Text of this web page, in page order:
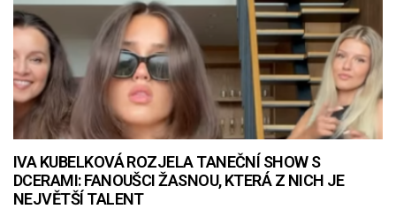
IVA KUBELKOVÁ ROZJELA TANEČNÍ SHOW S
DCERAMI: FANOUŠCI ŽASNOU, KTERÁ Z NICH JE
NEJVĚTŠÍ TALENT